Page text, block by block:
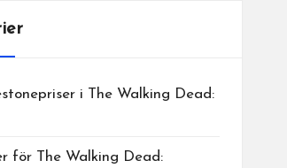
i The Walking Dead:
för The Walking Dead: